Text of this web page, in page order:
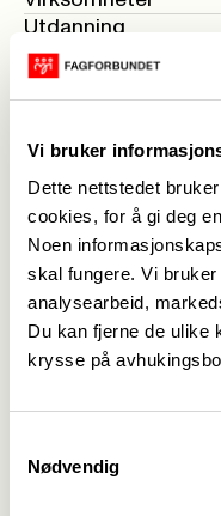
Vi bruker
Dette nettstedet
cookies, for å gi deg
Noen
skal fungere. Vi
analysearbeid,
Du kan fjerne de ulike
krysse på
Nødvendig
Utdanning
Frisør
BPA
Virke 070
Hovedavtale Virke
Aktuelt
Se alle->